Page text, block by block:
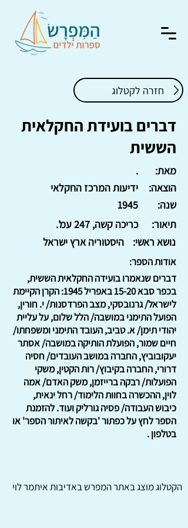
חזרה לקטלוג
דברים בועידת החקלאית
הששית
.
מאת:
ידיעות המרכז החקלאי
הוצאה:
1945
שנה:
כריכה קשה, 247 עמ'.
תיאור:
היסטוריה ארץ ישראל
נושא ראשי:
אודות הספר:
דברים שנאמרו בועידה החקלאית הששית,
בכפר סבא 15-20 באפריל 1945: הקרן הקיימת
לישראל/ גרנובסקי, מצב הפרדסנות/ י. חורין,
הפועל התימני במושבה/ הלל שלום, על עליית
יהודי תימן/ א. טביב, העובד התימני ומשפחתו/
חיים שמור, הפועלת הותיקה במושבה/ אסתר
יעקובוביץ, החברה במושב העובדים/ חסיה
דרורי, החברה בקיבוץ/ רות הקטין, משקי
הפועלות/ רבקה ברייזמן, משק האדם/ אמה
לוין, ההכשרה בחוות הלימוד/ רחל ינאית,
כיבוש העבודה/ פסיה גורליק ועוד. להזמנת
הספר לחץ על כפתור 'בקשה לאיתור הספר' או
בטלפון .
הקטלוג מוצג באתרהמפרשבאדיבות איתמר לוי